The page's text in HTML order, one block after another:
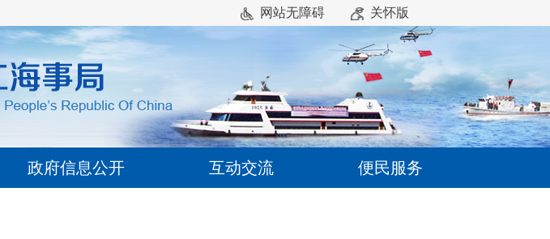
网站无障碍 关怀版
政府信息公开 互动交流 便民服务